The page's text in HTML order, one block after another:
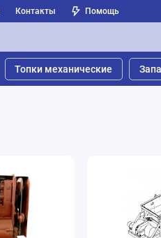
Контакты Помощь
Топки механические